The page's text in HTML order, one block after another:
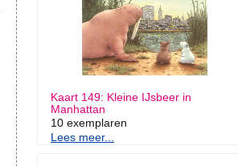
Kaart 149: Kleine IJsbeer in
Manhattan
10 exemplaren
Lees meer...